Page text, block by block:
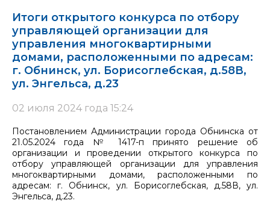
Итоги открытого конкурса по отбору
управляющей организации для
управления многоквартирными
домами, расположенными по адресам:
г. Обнинск, ул. Борисоглебская, д.58В,
ул. Энгельса, д.23
02 июля 2024 года 15:24
Постановлением Администрации города Обнинска от
21.05.2024 года № 1417-п принято решение об
организации и проведении открытого конкурса по
отбору управляющей организации для управления
многоквартирными домами, расположенными по
адресам: г. Обнинск, ул. Борисоглебская, д.58В, ул.
Энгельса, д.23.